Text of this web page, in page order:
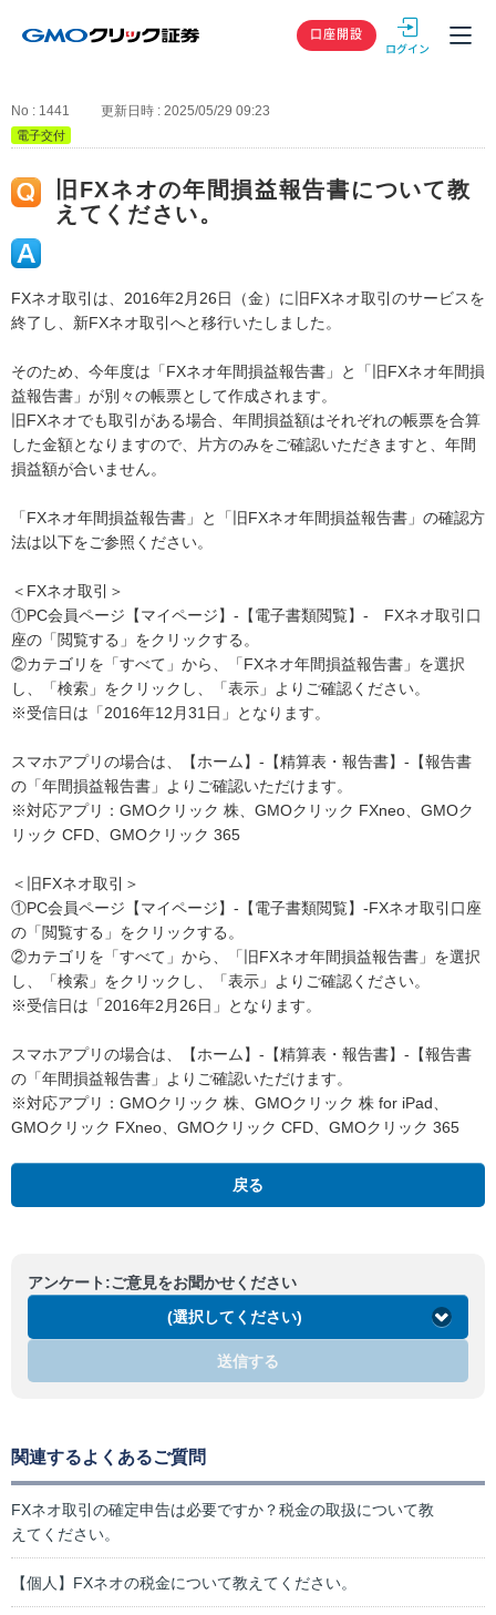
GMOクリック
口座開設
No : 1441 更新日時 : 2025/05/29 09:23
電子交付
旧FXネオの年間損益報告書について教
えてください。
FXネオ取引は、2016年2月26日（金）に旧FXネオ取引のサービスを
終了し、新FXネオ取引へと移行いたしました。
そのため、今年度は「FXネオ年間損益報告書」と「旧FXネオ年間損
益報告書」が別々の帳票として作成されます。
旧FXネオでも取引がある場合、年間損益額はそれぞれの帳票を合算
した金額となりますので、片方のみをご確認いただきますと、年間
損益額が合いません。
「FXネオ年間損益報告書」と「旧FXネオ年間損益報告書」の確認方
法は以下をご参照ください。
＜FXネオ取引＞
①PC会員ページ【マイページ】-【電子書類閲覧】- FXネオ取引口
座の「閲覧する」をクリックする。
②カテゴリを「すべて」から、「FXネオ年間損益報告書」を選択
し、「検索」をクリックし、「表示」よりご確認ください。
※受信日は「2016年12月31日」となります。
スマホアプリの場合は、【ホーム】-【精算表・報告書】-【報告書
の「年間損益報告書」よりご確認いただけます。
※対応アプリ：GMOクリック 株、GMOクリック FXneo、GMOク
リック CFD、GMOクリック 365
＜旧FXネオ取引＞
①PC会員ページ【マイページ】-【電子書類閲覧】-FXネオ取引口座
の「閲覧する」をクリックする。
②カテゴリを「すべて」から、「旧FXネオ年間損益報告書」を選択
し、「検索」をクリックし、「表示」よりご確認ください。
※受信日は「2016年2月26日」となります。
スマホアプリの場合は、【ホーム】-【精算表・報告書】-【報告書
の「年間損益報告書」よりご確認いただけます。
※対応アプリ：GMOクリック 株、GMOクリック 株 for iPad、
GMOクリック FXneo、GMOクリック CFD、GMOクリック 365
戻る
アンケート:ご意見をお聞かせください
(選択してください)
送信する
関連するよくあるご質問
FXネオ取引の確定申告は必要ですか？税金の取扱について教
えてください。
【個人】FXネオの税金について教えてください。